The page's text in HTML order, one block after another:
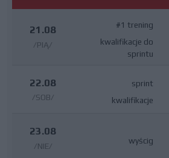
21.08
/PIĄ/
#1 trening
kwalifikacje do
sprintu
22.08
/SOB/
sprint
kwalifikacje
23.08
/NIE/
wyścig